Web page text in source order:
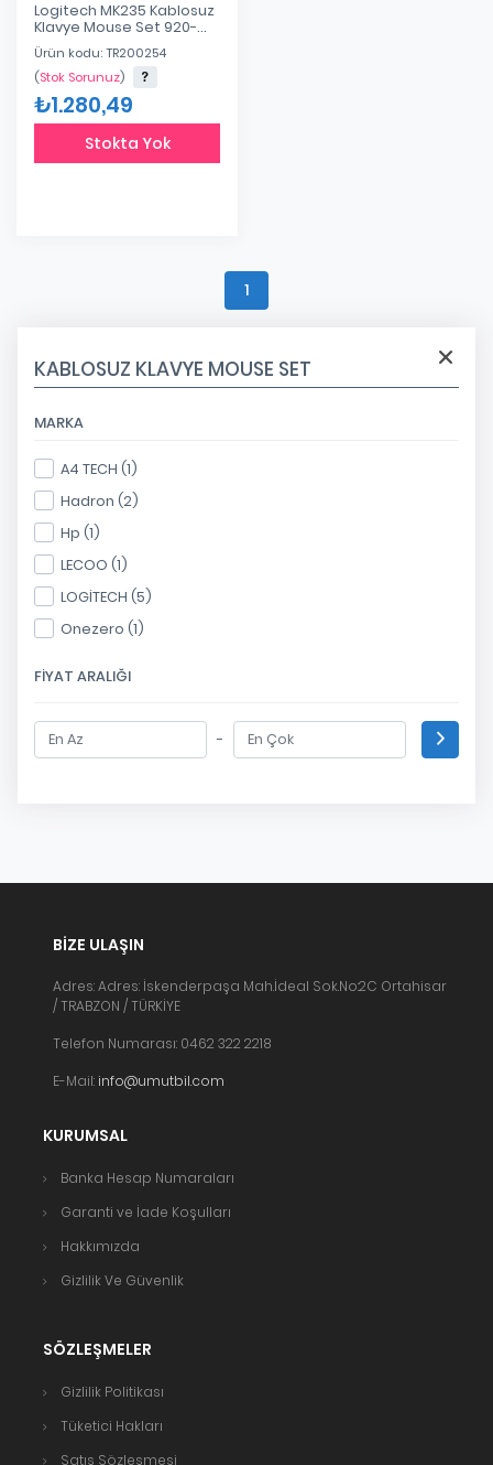
KABLOSUZ KLAVYE MOUSE SET
MARKA
A4 TECH (1)
Hadron (2)
Hp (1)
LECOO (1)
LOGİTECH (5)
Onezero (1)
FIYAT ARALIĞI
-
Logitech MK235 Kablosuz
Klavye Mouse Set 920-
007925
Ürün kodu: TR200254
(Stok Sorunuz)
₺1.280,49
Stokta Yok
1
BIZE ULAŞIN
Adres: Adres: İskenderpaşa Mah.İdeal Sok.No:2C Ortahisar
/ TRABZON / TÜRKİYE
Telefon Numarası: 0462 322 2218
E-Mail: info@umutbil.com
KURUMSAL
Banka Hesap Numaraları
Garanti ve İade Koşulları
Hakkımızda
Gizlilik Ve Güvenlik
SÖZLEŞMELER
Gizlilik Politikası
Tüketici Hakları
Satış Sözleşmesi